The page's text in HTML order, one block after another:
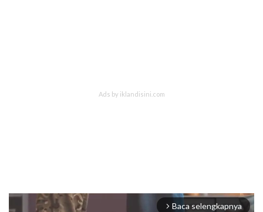
arrow_forward_ios Baca selengkapnya